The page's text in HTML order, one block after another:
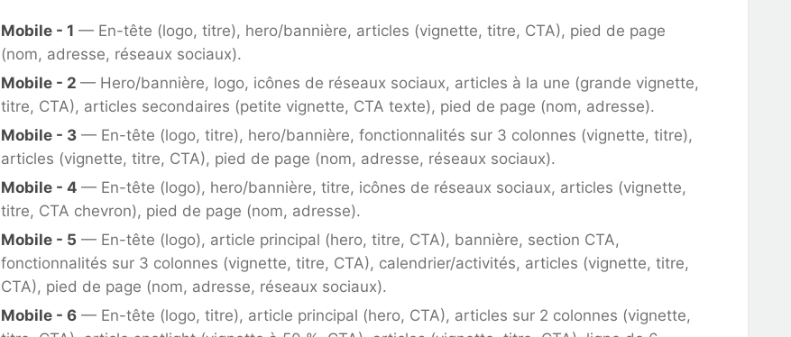
Mobile - 1 — En-tête (logo, titre), hero/bannière, articles (vignette, titre, CTA), pied de page
(nom, adresse, réseaux sociaux).
Mobile - 2— Hero/bannière, logo, icônes de réseaux sociaux, articles à la une (grande vignette,
titre, CTA), articles secondaires (petite vignette, CTA texte), pied de page (nom, adresse).
Mobile - 3 — En-tête (logo, titre), hero/bannière, fonctionnalités sur 3 colonnes (vignette, titre),
articles (vignette, titre, CTA), pied de page (nom, adresse, réseaux sociaux).
Mobile - 4— En-tête (logo), hero/bannière, titre, icônes de réseaux sociaux, articles (vignette,
titre, CTA chevron), pied de page (nom, adresse).
Mobile - 5 — En-tête (logo), article principal (hero, titre, CTA), bannière, section CTA,
fonctionnalités sur 3 colonnes (vignette, titre, CTA), calendrier/activités, articles (vignette, titre,
CTA), pied de page (nom, adresse, réseaux sociaux).
Mobile - 6 — En-tête (logo, titre), article principal (hero, CTA), articles sur 2 colonnes (vignette,